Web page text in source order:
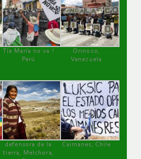
Tía María no va !
Perú
Orinoco,
Venezuela
defensora de la
tierra, Melchora,
Caimanes, Chile